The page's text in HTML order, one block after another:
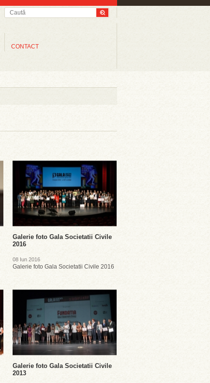
CONTACT
Galerie foto Gala Societatii Civile
2016
08 Iun 2016
Galerie foto Gala Societatii Civile 2016
Galerie foto Gala Societatii Civile
2013